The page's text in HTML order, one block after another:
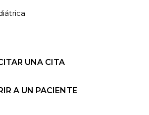
pediátrica
UNA CITA
A UN PACIENTE